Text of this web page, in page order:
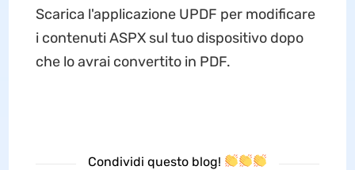
Scarica l'applicazione UPDF per modificare
i contenuti ASPX sul tuo dispositivo dopo
che lo avrai convertito in PDF.
Condividi questo blog!